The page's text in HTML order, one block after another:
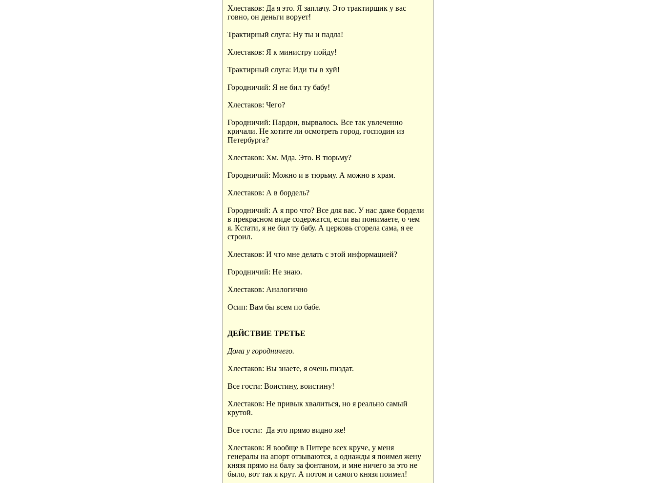
Хлестаков: Да я это. Я заплачу. Это трактирщик у вас
говно, он деньги ворует!
Трактирный слуга: Ну ты и падла!
Хлестаков: Я к министру пойду!
Трактирный слуга: Иди ты в хуй!
Городничий: Я не бил ту бабу!
Хлестаков: Чего?
Городничий: Пардон, вырвалось. Все так увлеченно
кричали. Не хотите ли осмотреть город, господин из
Петербурга?
Хлестаков: Хм. Мда. Это. В тюрьму?
Городничий: Можно и в тюрьму. А можно в храм.
Хлестаков: А в бордель?
Городничий: А я про что? Все для вас. У нас даже бордели
в прекрасном виде содержатся, если вы понимаете, о чем
я. Кстати, я не бил ту бабу. А церковь сгорела сама, я ее
строил.
Хлестаков: И что мне делать с этой информацией?
Городничий: Не знаю.
Хлестаков: Аналогично
Осип: Вам бы всем по бабе.
ДЕЙСТВИЕ ТРЕТЬЕ
Дома у городничего.
Хлестаков: Вы знаете, я очень пиздат.
Все гости: Воистину, воистину!
Хлестаков: Не привык хвалиться, но я реально самый
крутой.
Все гости:  Да это прямо видно же!
Хлестаков: Я вообще в Питере всех круче, у меня
генералы на апорт отзываются, а однажды я поимел жену
князя прямо на балу за фонтаном, и мне ничего за это не
было, вот так я крут. А потом и самого князя поимел!